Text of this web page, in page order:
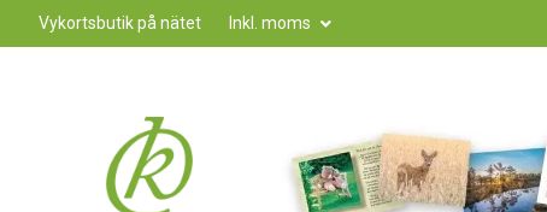
Vykortsbutik på nätet Inkl. moms